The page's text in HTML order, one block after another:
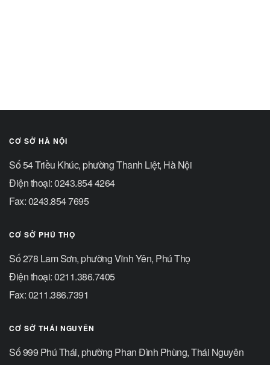
CƠ SỞ HÀ NỘI
Số 54 Triều Khúc, phường Thanh Liệt, Hà Nội
Điện thoại: 0243.854 4264
Fax: 0243.854 7695
CƠ SỞ PHÚ THỌ
Số 278 Lam Sơn, phường Vĩnh Yên, Phú Thọ
Điện thoại: 0211.386.7405
Fax: 0211.386.7391
CƠ SỞ THÁI NGUYÊN
Số 999 Phú Thái, phường Phan Đình Phùng, Thái Nguyên